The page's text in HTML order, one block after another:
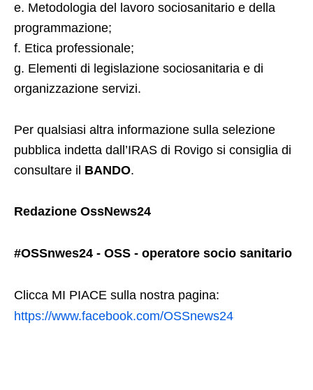
e. Metodologia del lavoro sociosanitario e della
programmazione;
f. Etica professionale;
g. Elementi di legislazione sociosanitaria e di
organizzazione servizi.
Per qualsiasi altra informazione sulla selezione
pubblica indetta dall’IRAS di Rovigo si consiglia di
consultare il BANDO.
Redazione OssNews24
#OSSnwes24 - OSS - operatore socio sanitario
Clicca MI PIACE sulla nostra pagina:
https://www.facebook.com/OSSnews24